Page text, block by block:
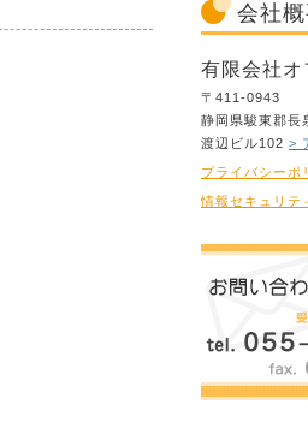
会社
有限会社
〒411-0943
静岡県駿東郡長
渡辺ビル102 >
プライバシーポ
情報セキュリテ